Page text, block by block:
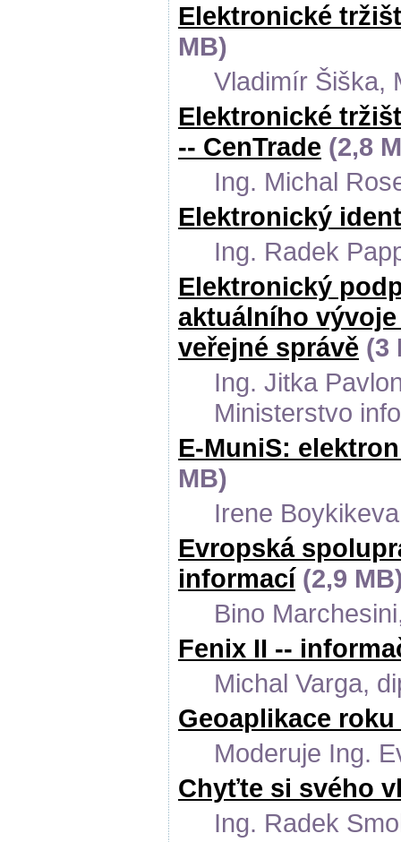
Elektronické
MB)
Vladimír Šiška,
Elektronické
-- CenTrade (2,8
Ing. Michal
Elektronický
Ing. Radek
Elektronický
aktuálního
veřejné správě (3
Ing. Jitka
Ministerstvo
E-MuniS:
MB)
Irene
Evropská
informací(2,9
Bino
Fenix II --
Michal Varga,
Geoaplikace roku
Moderuje Ing.
Chyťte si svého
Ing. Radek